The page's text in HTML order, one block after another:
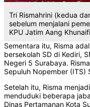
Tri Rismahrini (kedua
sebelum menjalani
KPU Jatim Aang
Sementara itu, Risma
bersekolah SD di Kediri,
Negeri 5 Surabaya.
Sepuluh Nopember (ITS)
Setelah itu, Risma
menduduki beberapa
Dinas Pertamanan Kota